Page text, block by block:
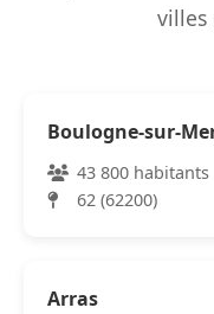
villes
Boulogne-sur-
43 800 habitants
62 (62200)
Arras